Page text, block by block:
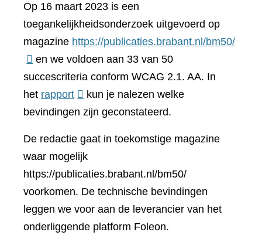
Op 16 maart 2023 is een
toegankelijkheidsonderzoek uitgevoerd op
magazine https://publicaties.brabant.nl/bm50/
en we voldoen aan 33 van 50
succescriteria conform WCAG 2.1. AA. In
het rapport(verwijst
naar
andere
website)
kun je nalezen welke
bevindingen zijn geconstateerd.
De redactie gaat in toekomstige magazine
waar mogelijk
https://publicaties.brabant.nl/bm50/
voorkomen. De technische bevindingen
leggen we voor aan de leverancier van het
onderliggende platform Foleon.